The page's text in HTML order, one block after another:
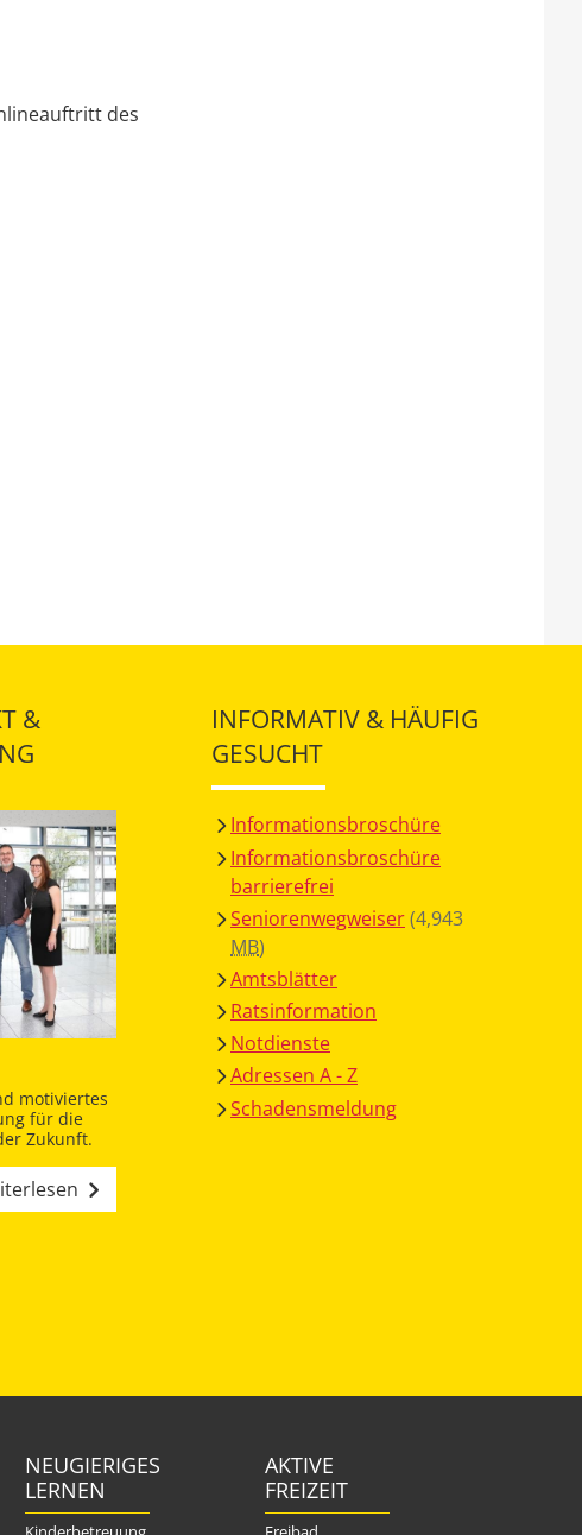
des
&
motiviertes
für die
Zukunft.
INFORMATIV & HÄUFIG
GESUCHT
Informationsbroschüre
Informationsbroschüre
barrierefrei
Seniorenwegweiser(4,943
MB)
Amtsblätter
Ratsinformation
Notdienste
Adressen A - Z
Schadensmeldung
NEUGIERIGES
LERNEN
AKTIVE
FREIZEIT